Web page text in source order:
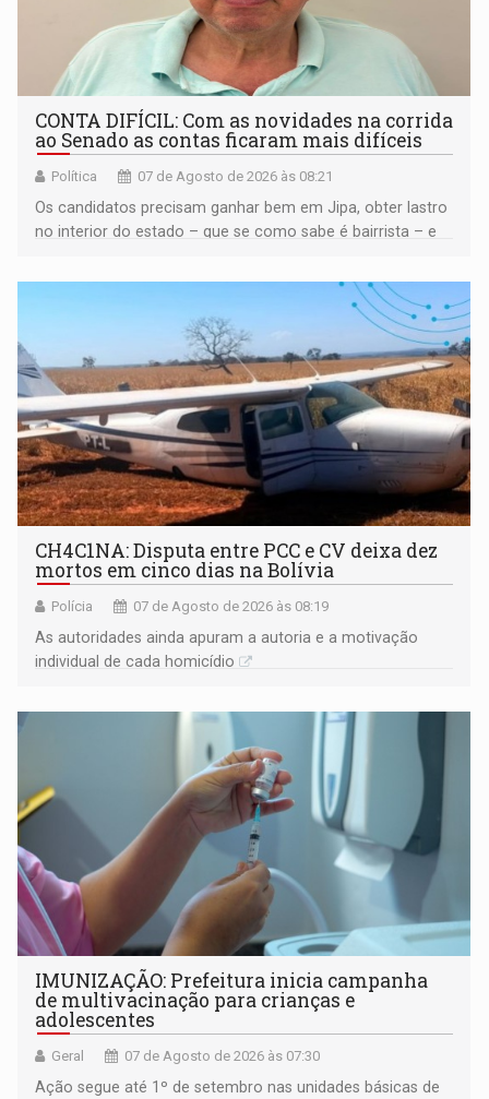
CONTA DIFÍCIL: Com as novidades na corrida
ao Senado as contas ficaram mais difíceis
Política 07 de Agosto de 2026 às 08:21
Os candidatos precisam ganhar bem em Jipa, obter lastro
no interior do estado – que se como sabe é bairrista – e
garantir
CH4C1NA: Disputa entre PCC e CV deixa dez
mortos em cinco dias na Bolívia
Polícia 07 de Agosto de 2026 às 08:19
As autoridades ainda apuram a autoria e a motivação
individual de cada homicídio
IMUNIZAÇÃO: Prefeitura inicia campanha
de multivacinação para crianças e
adolescentes
Geral 07 de Agosto de 2026 às 07:30
Ação segue até 1º de setembro nas unidades básicas de